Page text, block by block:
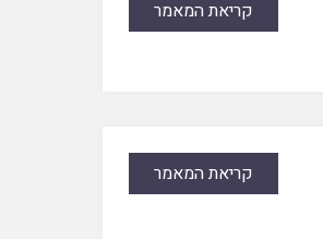
קריאת המאמר
קריאת המאמר